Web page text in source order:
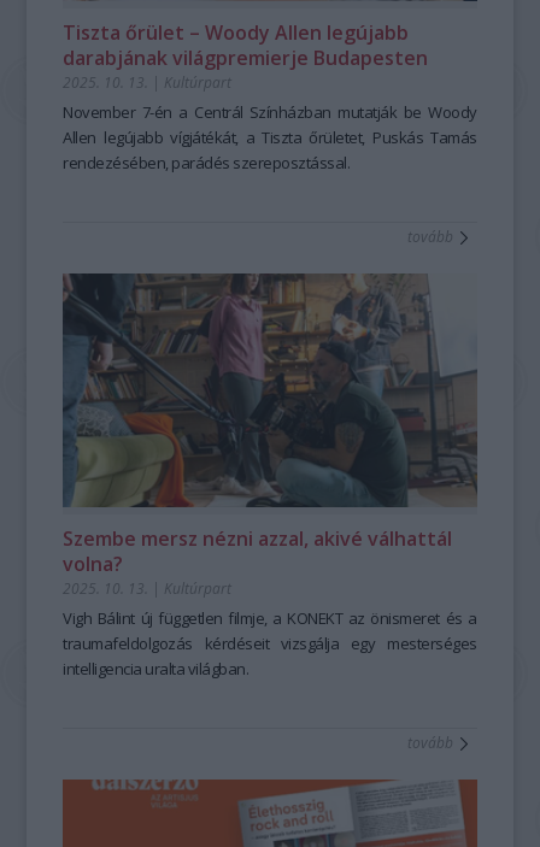
Tiszta őrület – Woody Allen legújabb
darabjának világpremierje Budapesten
2025. 10. 13. | Kultúrpart
November 7-én a Centrál Színházban mutatják be Woody
Allen legújabb vígjátékát, aTiszta őrületet, Puskás Tamás
rendezésében, parádés szereposztással.
tovább
Szembe mersz nézni azzal, akivé válhattál
volna?
2025. 10. 13. | Kultúrpart
Vigh Bálint új független filmje, a KONEKTaz önismeret és a
traumafeldolgozás kérdéseit vizsgálja egy mesterséges
intelligencia uralta világban.
tovább